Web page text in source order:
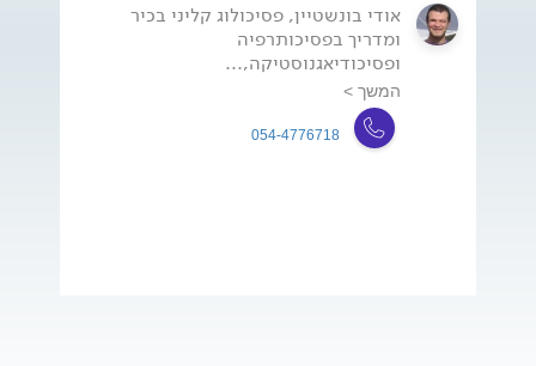
אודי בונשטיין, פסיכולוג קליני בכיר
ומדריך בפסיכותרפיה
ופסיכודיאגנוסטיקה,...
המשך >
054-4776718